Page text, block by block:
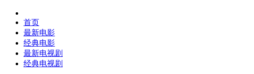
首页
最新电影
经典电影
最新电视剧
经典电视剧